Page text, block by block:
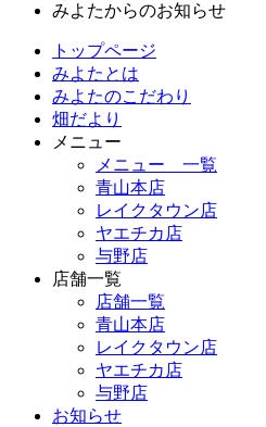
みよたからのお知らせ
トップページ
みよたとは
みよたのこだわり
畑だより
メニュー
メニュー 一覧
青山本店
レイクタウン店
ヤエチカ店
与野店
店舗一覧
店舗一覧
青山本店
レイクタウン店
ヤエチカ店
与野店
お知らせ